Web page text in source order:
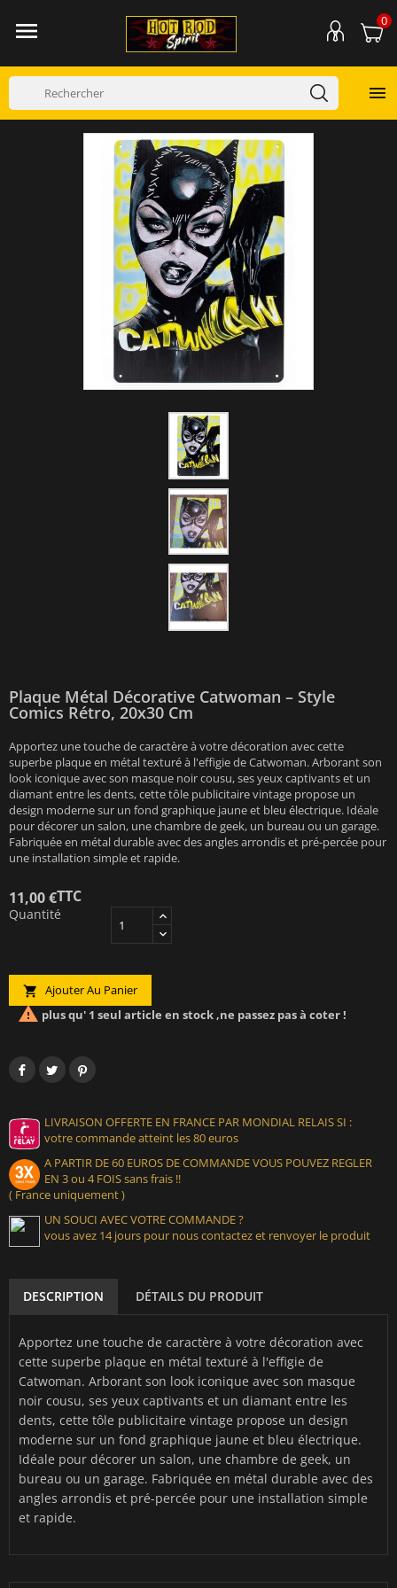
 0

Plaque Métal Décorative Catwoman – Style
Comics Rétro, 20x30 Cm
Apportez une touche de caractère à votre décoration avec cette
superbe plaque en métal texturé à l'effigie de Catwoman. Arborant son
look iconique avec son masque noir cousu, ses yeux captivants et un
diamant entre les dents, cette tôle publicitaire vintage propose un
design moderne sur un fond graphique jaune et bleu électrique. Idéale
pour décorer un salon, une chambre de geek, un bureau ou un garage.
Fabriquée en métal durable avec des angles arrondis et pré-percée pour
une installation simple et rapide.
11,00 €TTC
Quantité
 Ajouter Au Panier
 plus qu' 1 seul article en stock ,ne passez pas à coter !
LIVRAISON OFFERTE EN FRANCE PAR MONDIAL RELAIS SI :
votre commande atteint les 80 euros
A PARTIR DE 60 EUROS DE COMMANDE VOUS POUVEZ REGLER
EN 3 ou 4 FOIS sans frais !!
( France uniquement )
UN SOUCI AVEC VOTRE COMMANDE ?
vous avez 14 jours pour nous contactez et renvoyer le produit
DESCRIPTION DÉTAILS DU PRODUIT
Apportez une touche de caractère à votre décoration avec
cette superbe plaque en métal texturé à l'effigie de
Catwoman. Arborant son look iconique avec son masque
noir cousu, ses yeux captivants et un diamant entre les
dents, cette tôle publicitaire vintage propose un design
moderne sur un fond graphique jaune et bleu électrique.
Idéale pour décorer un salon, une chambre de geek, un
bureau ou un garage. Fabriquée en métal durable avec des
angles arrondis et pré-percée pour une installation simple
et rapide.